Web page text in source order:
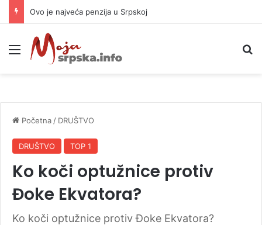
Počela sanacija puta od Prijedorske petlje ka Banjaluci
Meni
Početna / DRUŠTVO
DRUŠTVO TOP 1
Ko koči optužnice protiv
Đoke Ekvatora?
Ko koči optužnice protiv Đoke Ekvatora?